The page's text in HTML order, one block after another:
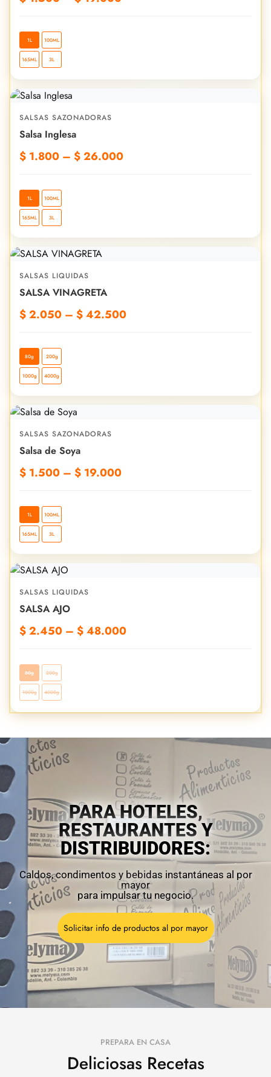
1L 100ML
165ML 3L
SALSAS SAZONADORAS
Salsa Inglesa
$ 1.800 – $26.000
1L 100ML
165ML 3L
SALSAS LIQUIDAS
SALSA VINAGRETA
$2.050 – $42.500
80g 200g
1000g 4000g
SALSAS SAZONADORAS
Salsa de Soya
$ 1.500 – $ 19.000
1L 100ML
165ML 3L
SALSAS LIQUIDAS
SALSA AJO
$2.450 – $48.000
80g 200g
1000g 4000g
PARA HOTELES,
RESTAURANTES Y
DISTRIBUIDORES:
Caldos, condimentos y bebidas instantáneas al por
mayor
para impulsar tu negocio.
Solicitar info de productos al por mayor
PREPARA EN CASA
Deliciosas Recetas